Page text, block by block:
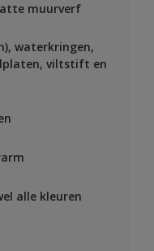
muurverf
waterkringen,
viltstift en
alle kleuren